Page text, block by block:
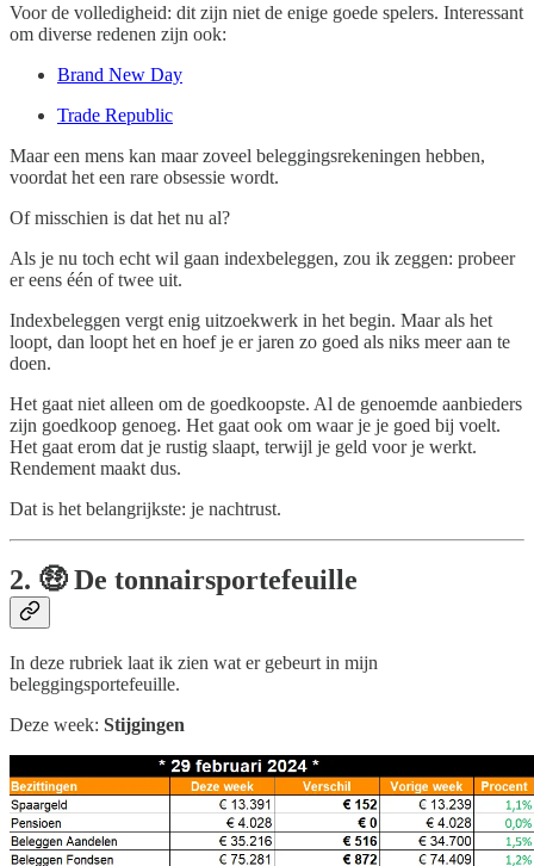
Voor de volledigheid: dit zijn niet de enige goede spelers. Interessant
om diverse redenen zijn ook:
Brand New Day
Trade Republic
Maar een mens kan maar zoveel beleggingsrekeningen hebben,
voordat het een rare obsessie wordt.
Of misschien is dat het nu al?
Als je nu toch echt wil gaan indexbeleggen, zou ik zeggen: probeer
er eens één of twee uit.
Indexbeleggen vergt enig uitzoekwerk in het begin. Maar als het
loopt, dan loopt het en hoef je er jaren zo goed als niks meer aan te
doen.
Het gaat niet alleen om de goedkoopste. Al de genoemde aanbieders
zijn goedkoop genoeg. Het gaat ook om waar je je goed bij voelt.
Het gaat erom dat je rustig slaapt, terwijl je geld voor je werkt.
Rendement maakt dus.
Dat is het belangrijkste: je nachtrust.
2. 🤑 De tonnairsportefeuille
In deze rubriek laat ik zien wat er gebeurt in mijn
beleggingsportefeuille.
Deze week: Stijgingen